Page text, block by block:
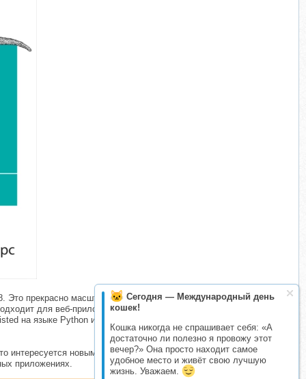
Сегодня — Международный день
кошек!
Кошка никогда не спрашивает себя: «А
достаточно ли полезно я провожу этот
вечер?» Она просто находит самое
удобное место и живёт свою лучшую
жизнь. Уважаем.
Это прекрасно масштабируемая система, поддерживающая не
для веб-приложений, которые не выполняют сложных
на языке Python и EventMachine на Ruby. В отличие от
новыми технологиями, например веб-сокетами или
приложениях.